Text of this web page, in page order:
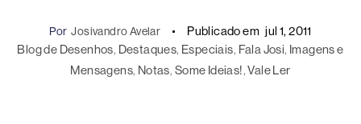
Por Josivandro Avelar Publicado em jul 1, 2011
Blog de Desenhos, Destaques, Especiais, Fala Josi, Imagens e
Mensagens, Notas, Some Ideias!, Vale Ler